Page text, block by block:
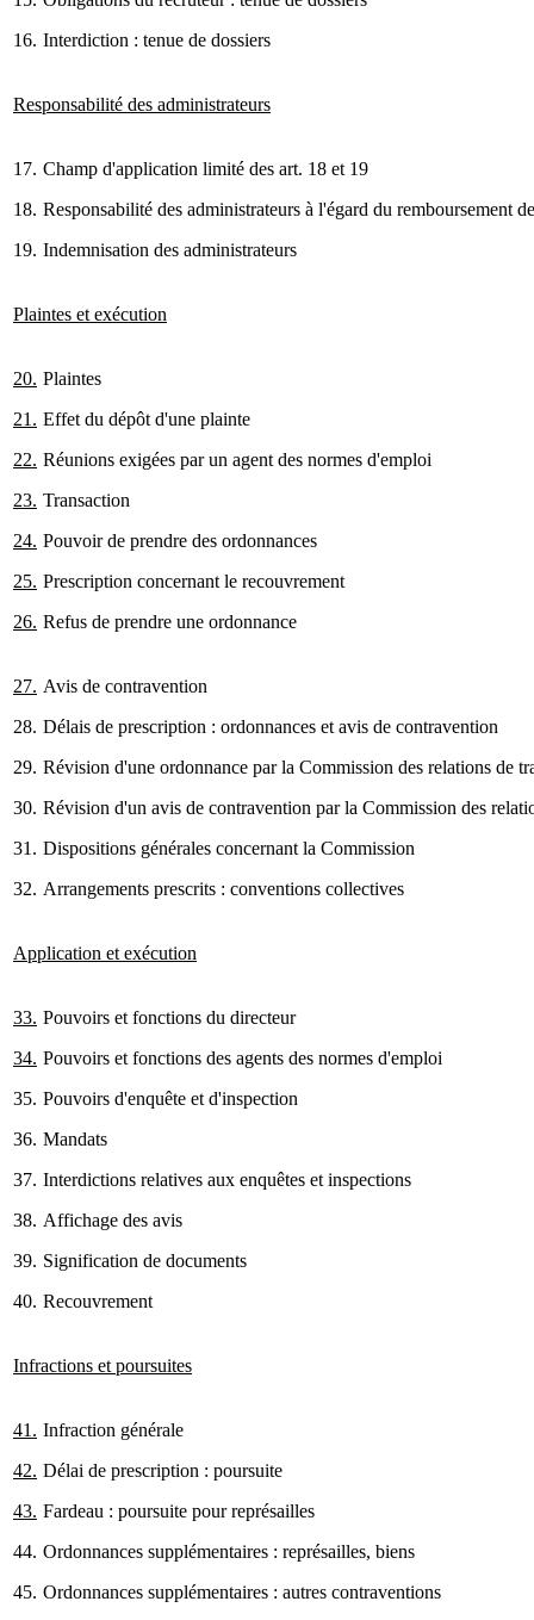
16. Interdiction : tenue de dossiers
Responsabilité des administrateurs
17.
18.
19.
Champ d'application limité des art. 18 et 19
Responsabilité des administrateurs à l'égard du remboursement
Indemnisation des administrateurs
Plaintes et exécution
20.
21.
22.
23.
24.
25.
26.
Plaintes
Effet du dépôt d'une plainte
Réunions exigées par un agent des normes d'emploi
Transaction
Pouvoir de prendre des ordonnances
Prescription concernant le recouvrement
Refus de prendre une ordonnance
27.
28.
29.
30.
31.
32.
Avis de contravention
Délais de prescription : ordonnances et avis de contravention
Révision d'une ordonnance par la Commission des relations de
Révision d'un avis de contravention par la Commission des
Dispositions générales concernant la Commission
Arrangements prescrits : conventions collectives
Application et exécution
33.
34.
35.
36.
37.
38.
39.
40.
Pouvoirs et fonctions du directeur
Pouvoirs et fonctions des agents des normes d'emploi
Pouvoirs d'enquête et d'inspection
Mandats
Interdictions relatives aux enquêtes et inspections
Affichage des avis
Signification de documents
Recouvrement
Infractions et poursuites
41.
42.
43.
44.
45.
Infraction générale
Délai de prescription : poursuite
Fardeau : poursuite pour représailles
Ordonnances supplémentaires : représailles, biens
Ordonnances supplémentaires : autres contraventions